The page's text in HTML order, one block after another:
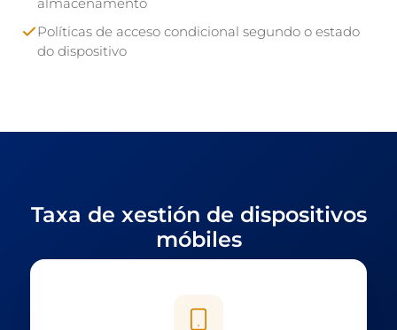
almacenamento
Políticas de acceso condicional segundo o estado
do dispositivo
Taxa de xestión de dispositivos
móbiles